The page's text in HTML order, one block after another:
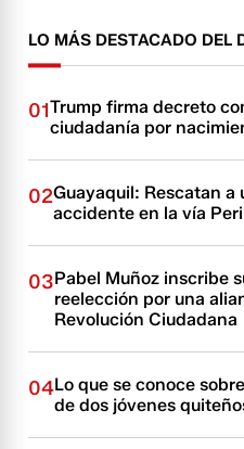
LO MÁS DESTACADO DEL
01Trump firma decreto
ciudadanía por
02Guayaquil: Rescatan
accidente en la vía
03Pabel Muñoz inscribe
reelección por una
Revolución Ciudadana
04Lo que se conoce
de dos jóvenes